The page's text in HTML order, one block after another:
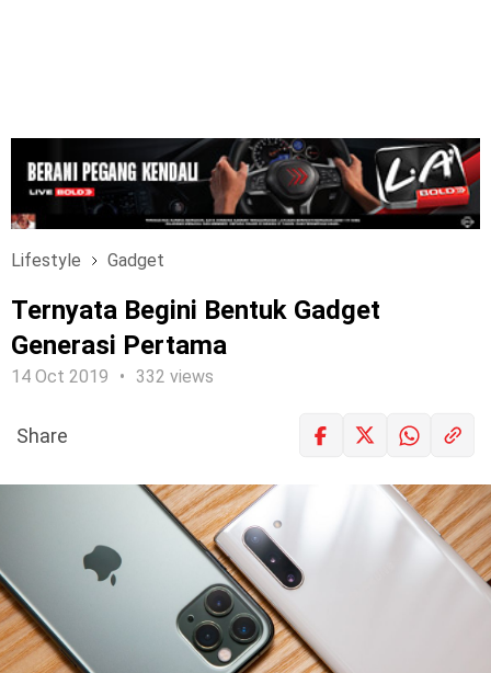
Lifestyle Gadget
Ternyata Begini Bentuk Gadget
Generasi Pertama
14 Oct 2019 332 views
LOGIN
Share